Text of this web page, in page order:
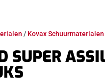
/ Kovax Schuurmaterialen
SUPER